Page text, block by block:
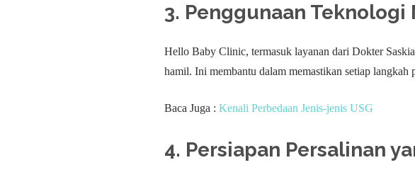
3. Penggunaan Teknologi
Hello Baby Clinic, termasuk layanan dari Dokter
hamil. Ini membantu dalam memastikan setiap
Baca Juga : Kenali Perbedaan Jenis-jenis USG
4. Persiapan Persalinan